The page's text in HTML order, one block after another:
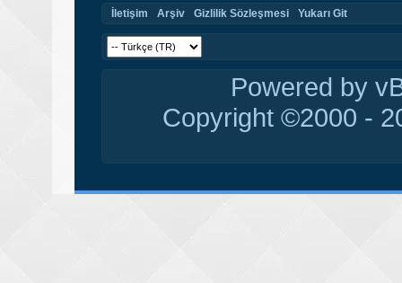
İletişim Arşiv Gizlilik Sözleşmesi Yukarı Git
Powered by
Copyright ©2000 -